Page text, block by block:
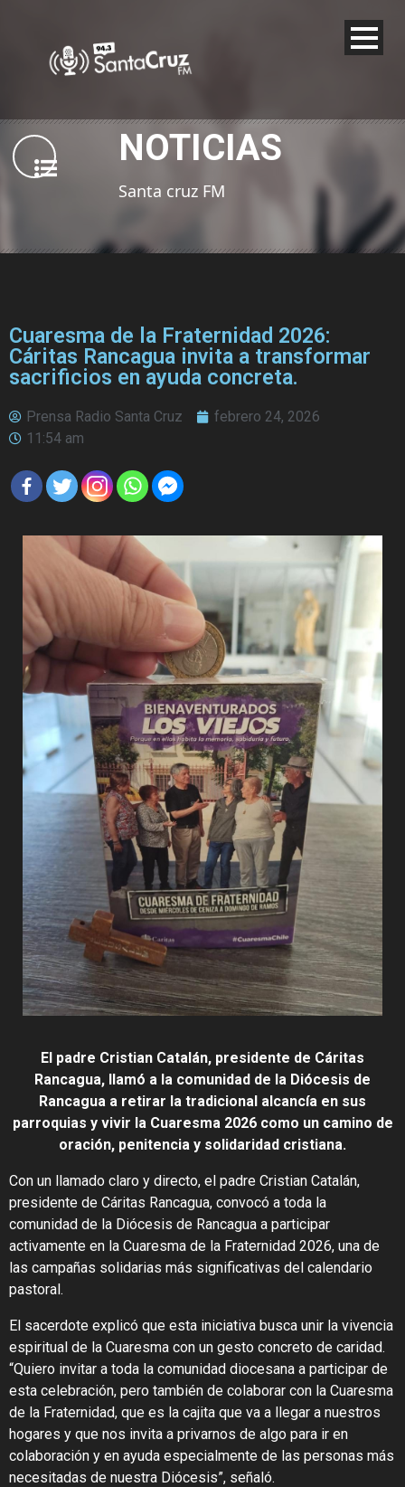
NOTICIAS
Santa cruz FM
Cuaresma de la Fraternidad 2026:
Cáritas Rancagua invita a transformar
sacrificios en ayuda concreta.
Prensa Radio Santa Cruz
febrero 24, 2026
11:54 am
El padre Cristian Catalán, presidente de Cáritas
Rancagua, llamó a la comunidad de la Diócesis de
Rancagua a retirar la tradicional alcancía en sus
parroquias y vivir la Cuaresma 2026 como un camino de
oración, penitencia y solidaridad cristiana.
Con un llamado claro y directo, el padre Cristian Catalán,
presidente de Cáritas Rancagua, convocó a toda la
comunidad de la Diócesis de Rancagua a participar
activamente en la Cuaresma de la Fraternidad 2026, una de
las campañas solidarias más significativas del calendario
pastoral.
El sacerdote explicó que esta iniciativa busca unir la vivencia
espiritual de la Cuaresma con un gesto concreto de caridad.
“Quiero invitar a toda la comunidad diocesana a participar de
esta celebración, pero también de colaborar con la Cuaresma
de la Fraternidad, que es la cajita que va a llegar a nuestros
hogares y que nos invita a privarnos de algo para ir en
colaboración y en ayuda especialmente de las personas más
necesitadas de nuestra Diócesis”, señaló.